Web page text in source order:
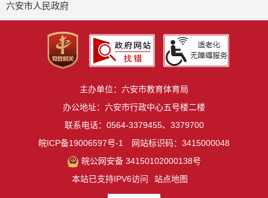
六安市人民政府
主办单位：六安市教育体育局
办公地址：六安市行政中心五号楼二楼
联系电话：0564-3379455、3379700
皖ICP备19006597号-1
网站标识码：3415000048
皖公网安备 34150102000138号
本站已支持IPV6访问
站点地图